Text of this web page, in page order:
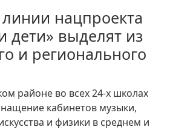
нацпроекта
дети» выделят из
и регионального
районе во всех 24-х школах
кабинетов музыки,
и физики в среднем и